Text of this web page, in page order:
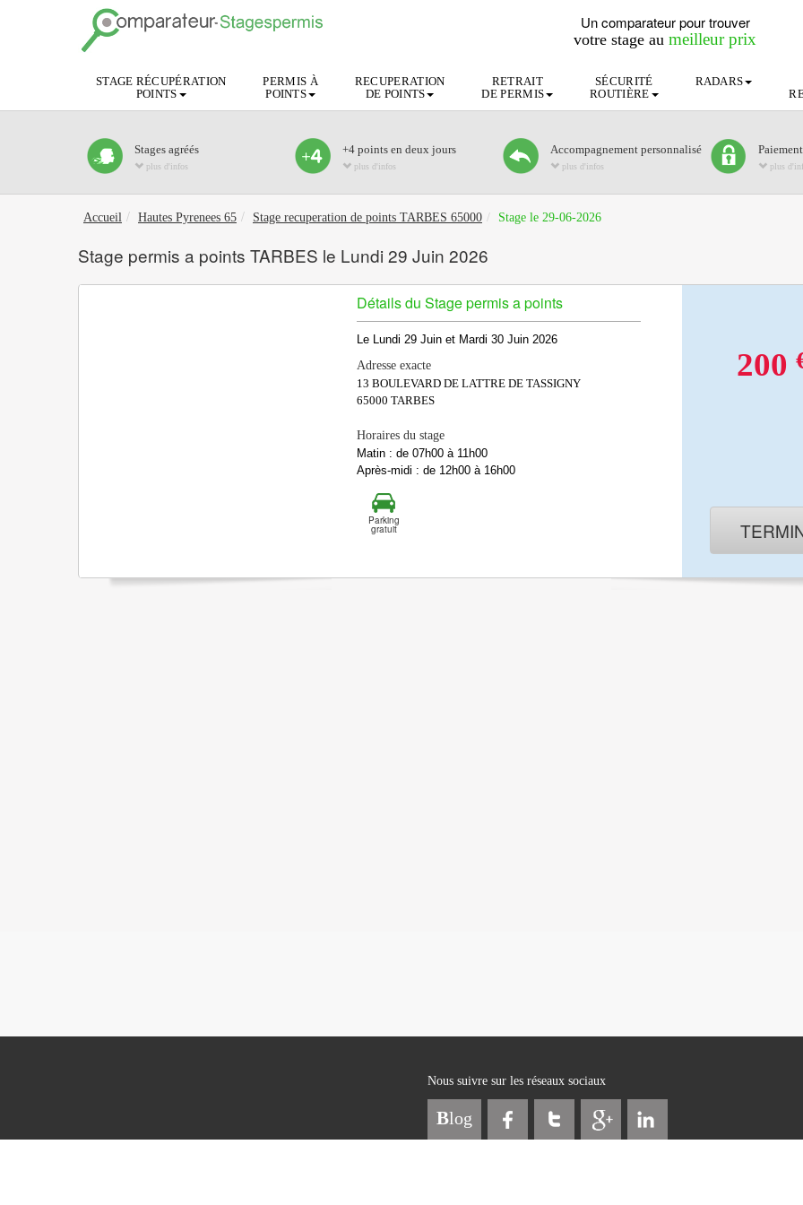
Un comparateur pour trouver
votre stage aumeilleur prix
STAGE RÉCUPÉRATION
POINTS
PERMIS À
POINTS
RECUPERATION
DE POINTS
RETRAIT
DE PERMIS
SÉCURITÉ
ROUTIÈRE
RADARS
Stages agréés
plus d'infos
+4 points en deux jours
plus d'infos
Accompagnement personnalisé
plus d'infos plus
Accueil Hautes Pyrenees 65 Stage recuperation de points TARBES 65000 Stage le 29-06-2026
Stage permis a points TARBES le Lundi 29 Juin 2026
Détails du Stage permis a points
Le Lundi 29 Juin et Mardi 30 Juin 2026
Adresse exacte
13 BOULEVARD DE LATTRE DE TASSIGNY
65000 TARBES
Horaires du stage
Matin : de 07h00 à 11h00
Après-midi : de 12h00 à 16h00
Parking
gratuit
200
Nous suivre sur les réseaux sociaux
Blog